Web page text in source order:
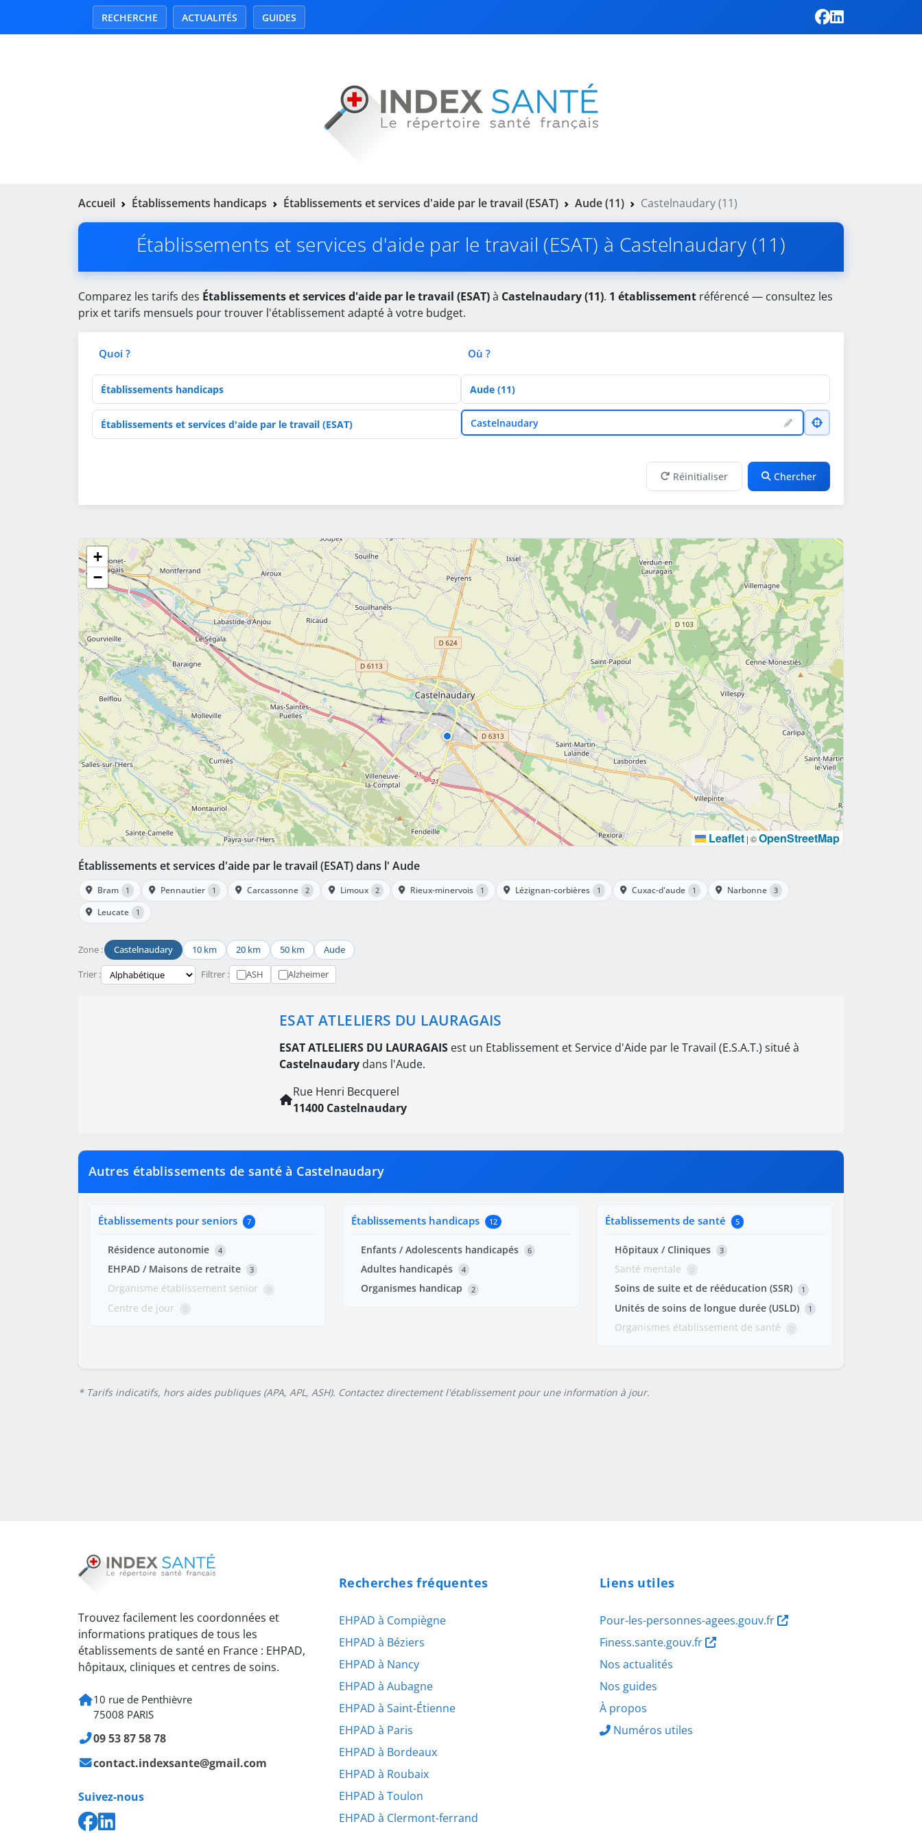
RECHERCHE ACTUALITÉS GUIDES
Accueil Établissements handicaps Établissements et services d'aide par le travail (ESAT) Aude (11) Castelnaudary (11)
Établissements et services d'aide par le travail (ESAT) à Castelnaudary (11)
Comparez les tarifs des Établissements et services d'aide par le travail (ESAT)à Castelnaudary (11). 1 établissement référencé — consultez les
prix et tarifs mensuels pour trouver l'établissement adapté à votre budget.
Quoi ?
Type d'établissement
Activités de soins
Où ?
Département
VilleCastelnaudary
Réinitialiser Chercher
+
−
Leaflet | ©OpenStreetMap
Établissements et services d'aide par le travail (ESAT) dans l' Aude
Bram 1 Pennautier 1 Carcassonne 2 Limoux 2 Rieux-minervois 1 Lézignan-corbières 1 Cuxac-d'aude 1 Narbonne 3
Leucate 1
Zone : Castelnaudary 10 km 20 km 50 km Aude
Trier : Filtrer : ASH Alzheimer
ESAT ATLELIERS DU LAURAGAIS
ESAT ATLELIERS DU LAURAGAIS est un Etablissement et Service d'Aide par le Travail (E.S.A.T.) situé à
Castelnaudary dans l'Aude.
Rue Henri Becquerel
11400 Castelnaudary
Autres établissements de santé à Castelnaudary
Établissements pour seniors 7
Résidence autonomie 4
EHPAD / Maisons de retraite 3
Organisme établissement senior 0
Centre de jour 0
Établissements handicaps 12
Enfants / Adolescents handicapés 6
Adultes handicapés 4
Organismes handicap 2
Établissements de santé 5
Hôpitaux / Cliniques 3
Santé mentale 0
Soins de suite et de rééducation (SSR) 1
Unités de soins de longue durée (USLD) 1
Organismes établissement de santé 0
* Tarifs indicatifs, hors aides publiques (APA, APL, ASH). Contactez directement l'établissement pour une information à jour.
Trouvez facilement les coordonnées et
informations pratiques de tous les
établissements de santé en France : EHPAD,
hôpitaux, cliniques et centres de soins.
10 rue de Penthièvre
75008 PARIS
09 53 87 58 78
contact.indexsante@gmail.com
Suivez-nous
Recherches fréquentes
EHPAD à Compiègne
EHPAD à Béziers
EHPAD à Nancy
EHPAD à Aubagne
EHPAD à Saint-Étienne
EHPAD à Paris
EHPAD à Bordeaux
EHPAD à Roubaix
EHPAD à Toulon
EHPAD à Clermont-ferrand
Liens utiles
Pour-les-personnes-agees.gouv.fr
Finess.sante.gouv.fr
Nos actualités
Nos guides
À propos
Numéros utiles